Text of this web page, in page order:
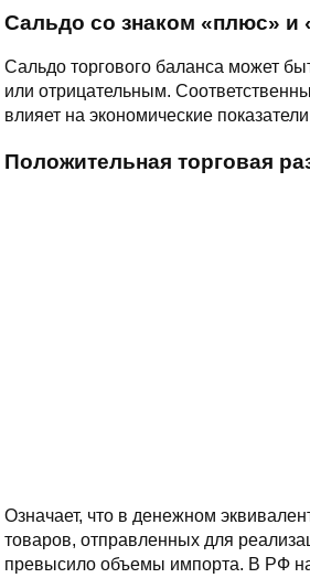
Сальдо со знаком «плюс» и
Сальдо торгового баланса может
или отрицательным.
влияет на экономические
Положительная торговая
Означает, что в денежном
товаров, отправленных для
превысило объемы импорта. В РФ